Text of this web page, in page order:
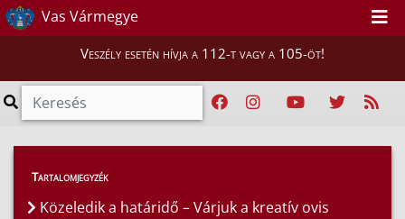
Vas Vármegye
Veszély esetén hívja a 112-t vagy a 105-öt!
Híreink > Hírek
Tartalomjegyzék
Közeledik a határidő – Várjuk a kreatív ovis